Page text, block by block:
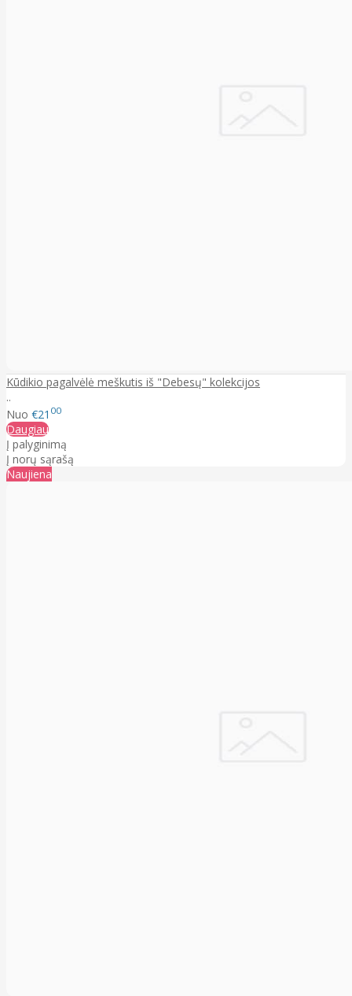
Kūdikio pagalvėlė meškutis iš "Debesų" kolekcijos
..
Nuo €21 00
Daugiau
Į palyginimą
Į norų sąrašą
Naujiena